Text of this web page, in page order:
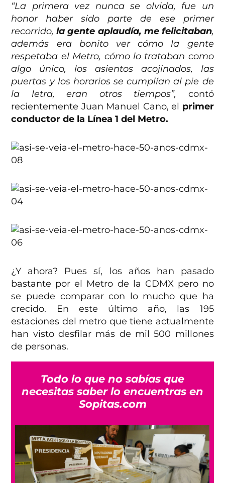
“La primera vez nunca se olvida, fue un
honor haber sido parte de ese primer
recorrido,la gente aplaudía, me felicitaban,
además era bonito ver cómo la gente
respetaba el Metro, cómo lo trataban como
algo único, los asientos acojinados, las
puertas y los horarios se cumplían al pie de
la letra, eran otros tiempos”, contó
recientemente Juan Manuel Cano, el primer
conductor de la Línea 1 del Metro.
¿Y ahora? Pues sí, los años han pasado
bastante por el Metro de la CDMX pero no
se puede comparar con lo mucho que ha
crecido. En este último año, las 195
estaciones del metro que tiene actualmente
han visto desfilar más de mil 500 millones
de personas.
Todo lo que no sabías que
necesitas saber lo encuentras en
Sopitas.com